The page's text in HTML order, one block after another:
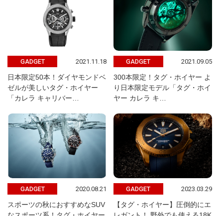
GADGET 2021.11.18
日本限定50本！ダイヤモンドベ
ゼルが美しいタグ・ホイヤー
「カレラ キャリバー…
GADGET 2021.09.05
300本限定！タグ・ホイヤー よ
り日本限定モデル「タグ・ホイ
ヤー カレラ キ…
GADGET 2020.08.21
スポーツの秋におすすめなSUV
GADGET 2023.03.29
【タグ・ホイヤー】圧倒的にエ